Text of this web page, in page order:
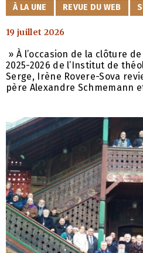
CATÉGORIES
À LA UNE REVUE DU WEB
19 juillet 2026
» À l’occasion de la clôture
2025-2026 de l’Institut de
Serge, Irène Rovere-Sova
père Alexandre Schmemann